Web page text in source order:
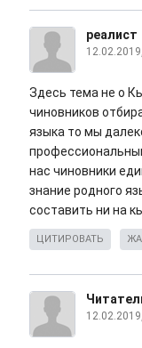
реалист
Здесь тема не о
чиновников
языка то мы
нас чиновники
знание родного
составить ни на
ЦИТИРОВАТЬ